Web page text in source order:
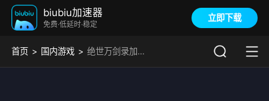
biubiu加速器
免费·低延时·稳定
立即下载
首页 国内游戏 绝世万剑录加速器